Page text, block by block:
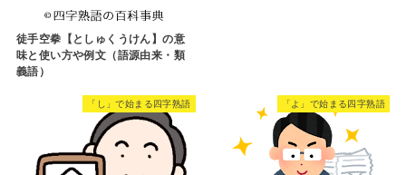
徒手空拳【としゅくうけん】の意
味と使い方や例文（語源由来・類
義語）
「し」で始まる四字熟語 「よ」で始まる四字熟語